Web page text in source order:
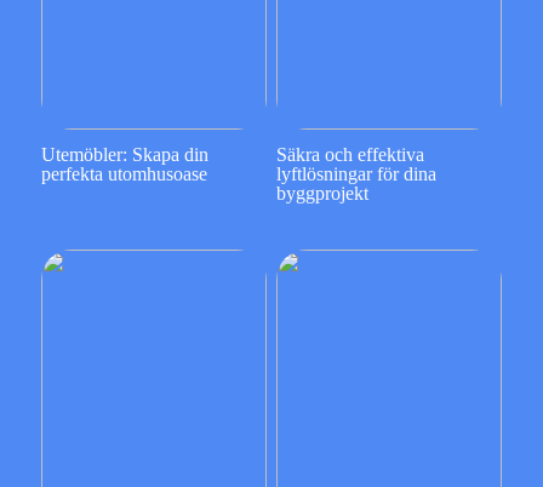
Utemöbler: Skapa din
perfekta utomhusoase
Säkra och effektiva
lyftlösningar för dina
byggprojekt